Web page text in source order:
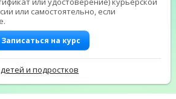
или самостоятельно, если
Записаться на курс
и подростков